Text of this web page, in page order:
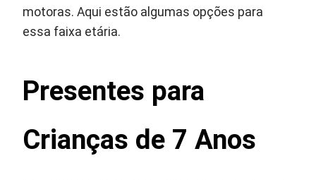
motoras. Aqui estão algumas opções para
essa faixa etária.
Presentes para
Crianças de 7 Anos